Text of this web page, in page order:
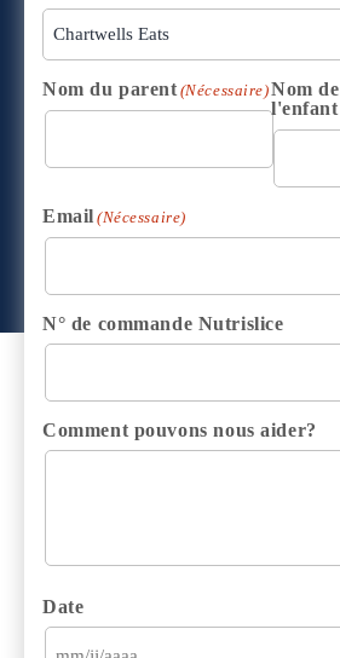
Nom du parent (Nécessaire)Nom de
l'enfant
Email (Nécessaire)
N° de commande Nutrislice
Comment pouvons nous aider?
Date